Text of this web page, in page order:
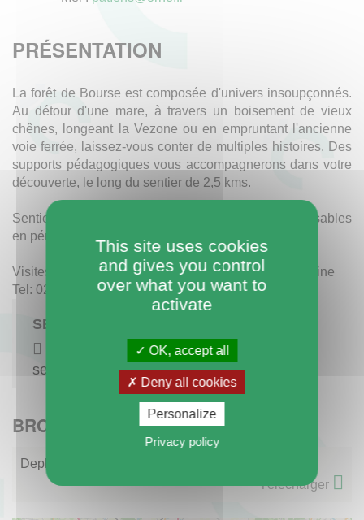
PRÉSENTATION
La forêt de Bourse est composée d'univers insoupçonnés.
Au détour d'une mare, à travers un boisement de vieux
chênes, longeant la Vezone ou en empruntant l'ancienne
voie ferrée, laissez-vous conter de multiples histoires. Des
supports pédagogiques vous accompagnerons dans votre
découverte, le long du sentier de 2,5 kms.
Sentier balisé ouvert toute l'année. Bottes indispensables
en période d'inondation.
Visites guidées: Parc naturel régional Normandie-Maine
Tel: 02 33 81 75 75
SENTIERS DE DÉCOUVERTE
https://www.cirkwi.com/fr/circuit/683889-
sentier-d-interpretation-en-foret-de-bourse
BROCHURES
Depliant-Foret-de-Bourse.pdf
Télécharger
This site uses cookies
and gives you control
over what you want to
activate
OK, accept all
Deny all cookies
Personalize
Privacy policy